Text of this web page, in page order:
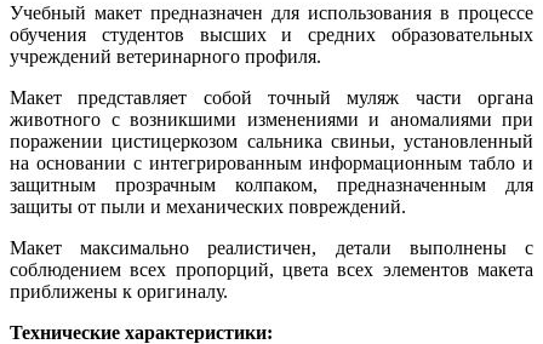
Учебный макет предназначен для использования в процессе
обучения студентов высших и средних образовательных
учреждений ветеринарного профиля.
Макет представляет собой точный муляж части органа
животного с возникшими изменениями и аномалиями при
поражении цистицеркозом сальника свиньи, установленный
на основании с интегрированным информационным табло и
защитным прозрачным колпаком, предназначенным для
защиты от пыли и механических повреждений.
Макет максимально реалистичен, детали выполнены с
соблюдением всех пропорций, цвета всех элементов макета
приближены к оригиналу.
Технические характеристики: